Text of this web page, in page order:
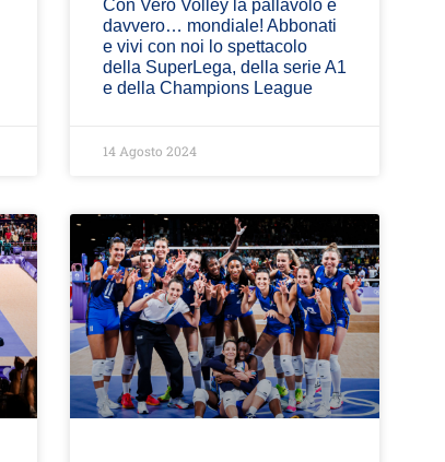
Con Vero Volley la pallavolo è
davvero… mondiale! Abbonati
e vivi con noi lo spettacolo
della SuperLega, della serie A1
e della Champions League
14 Agosto 2024